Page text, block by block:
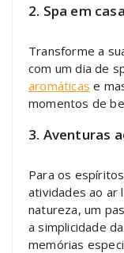
2. Spa em casa
Transforme a
com um dia de
aromáticas e
momentos de
3. Aventuras
Para os
atividades ao ar
natureza, um
a simplicidade
memórias